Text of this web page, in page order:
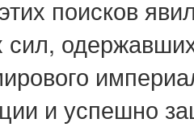
поисков
и успешно